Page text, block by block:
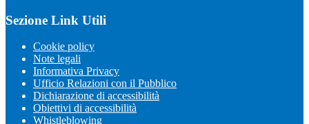
Sezione Link Utili
Cookie policy
Note legali
Informativa Privacy
Ufficio Relazioni con il Pubblico
Dichiarazione di accessibilità
Obiettivi di accessibilità
Whistleblowing